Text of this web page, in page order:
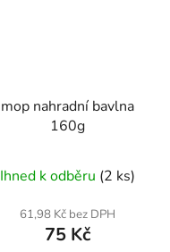
mop nahradní bavlna
160g
Ihned k odběru (2 ks)
61,98 Kč bez DPH
75 Kč